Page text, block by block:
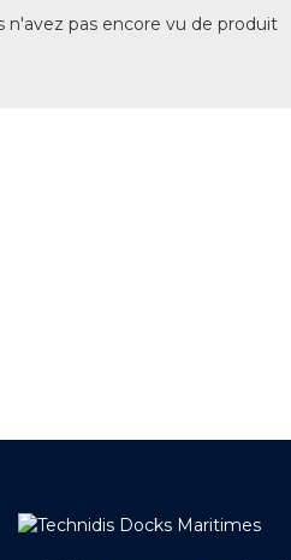
n'avez pas encore vu de produit